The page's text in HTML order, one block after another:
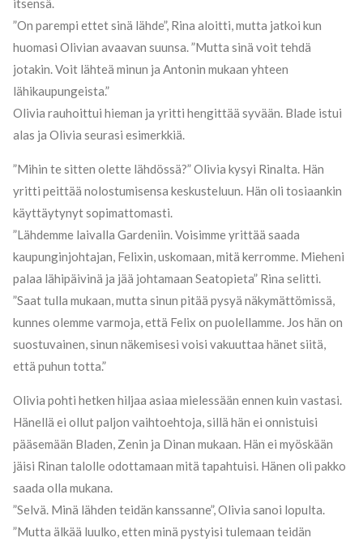
itsensä.
”On parempi ettet sinä lähde”, Rina aloitti, mutta jatkoi kun
huomasi Olivian avaavan suunsa. ”Mutta sinä voit tehdä
jotakin. Voit lähteä minun ja Antonin mukaan yhteen
lähikaupungeista.”
Olivia rauhoittui hieman ja yritti hengittää syvään. Blade istui
alas ja Olivia seurasi esimerkkiä.
”Mihin te sitten olette lähdössä?” Olivia kysyi Rinalta. Hän
yritti peittää nolostumisensa keskusteluun. Hän oli tosiaankin
käyttäytynyt sopimattomasti.
”Lähdemme laivalla Gardeniin. Voisimme yrittää saada
kaupunginjohtajan, Felixin, uskomaan, mitä kerromme. Mieheni
palaa lähipäivinä ja jää johtamaan Seatopieta” Rina selitti.
”Saat tulla mukaan, mutta sinun pitää pysyä näkymättömissä,
kunnes olemme varmoja, että Felix on puolellamme. Jos hän on
suostuvainen, sinun näkemisesi voisi vakuuttaa hänet siitä,
että puhun totta.”
Olivia pohti hetken hiljaa asiaa mielessään ennen kuin vastasi.
Hänellä ei ollut paljon vaihtoehtoja, sillä hän ei onnistuisi
pääsemään Bladen, Zenin ja Dinan mukaan. Hän ei myöskään
jäisi Rinan talolle odottamaan mitä tapahtuisi. Hänen oli pakko
saada olla mukana.
”Selvä. Minä lähden teidän kanssanne”, Olivia sanoi lopulta.
”Mutta älkää luulko, etten minä pystyisi tulemaan teidän